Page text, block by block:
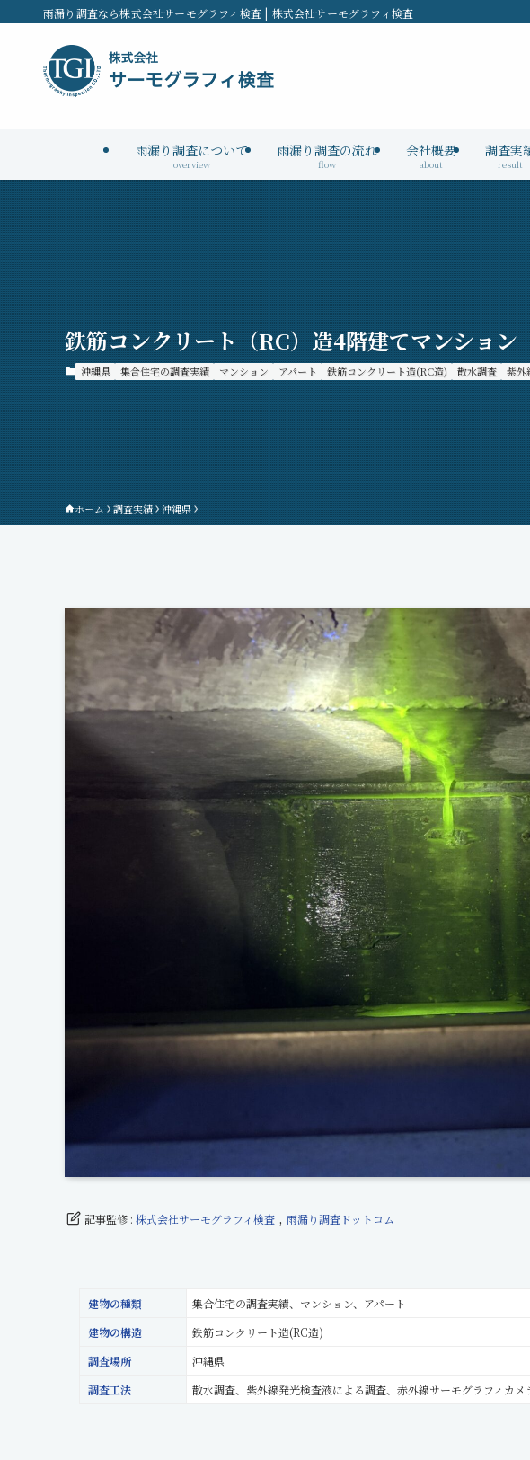
雨漏り調査なら株式会社サーモグラフィ検査 | 株式会社サーモグラフィ検査
雨漏り調査について
overview
雨漏り調査の流れ
flow
会社概要
about
調査実
result
鉄筋コンクリート（RC）造4階建てマンション
沖縄県 集合住宅の調査実績 マンション アパート 鉄筋コンクリート造(RC造) 散水調査 紫外
ホーム 調査実績 沖縄県
記事監修 :株式会社サーモグラフィ検査 ,雨漏り調査ドットコム
建物の種類
集合住宅の調査実績、マンション、アパート
建物の構造
鉄筋コンクリート造(RC造)
調査場所
沖縄県
調査工法
散水調査、紫外線発光検査液による調査、赤外線サーモグラフィカメ